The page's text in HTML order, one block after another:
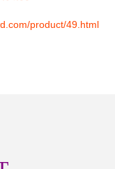
product/49.html